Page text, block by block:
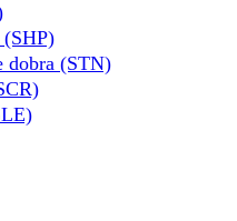
(SHP)
dobra (STN)